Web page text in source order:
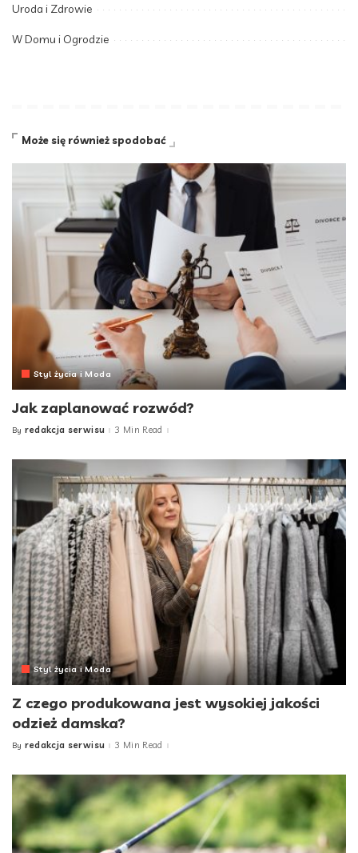
Uroda i Zdrowie
W Domu i Ogrodzie
Może się również spodobać
Styl życia i Moda
Jak zaplanować rozwód?
Posted
By redakcja serwisu 3 Min Read
Styl życia i Moda
Z czego produkowana jest wysokiej jakości
odzież damska?
Posted
By redakcja serwisu 3 Min Read